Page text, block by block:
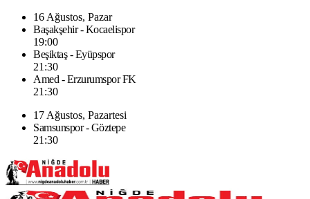
16 Ağustos, Pazar
Başakşehir - Kocaelispor
19:00
Beşiktaş - Eyüpspor
21:30
Amed - Erzurumspor FK
21:30
17 Ağustos, Pazartesi
Samsunspor - Göztepe
21:30